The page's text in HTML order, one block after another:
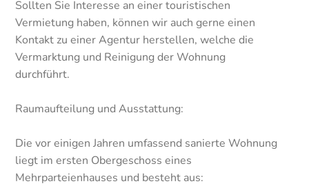
Sollten Sie Interesse an einer touristischen
Vermietung haben, können wir auch gerne einen
Kontakt zu einer Agentur herstellen, welche die
Vermarktung und Reinigung der Wohnung
durchführt.
Raumaufteilung und Ausstattung:
Die vor einigen Jahren umfassend sanierte Wohnung
liegt im ersten Obergeschoss eines
Mehrparteienhauses und besteht aus: